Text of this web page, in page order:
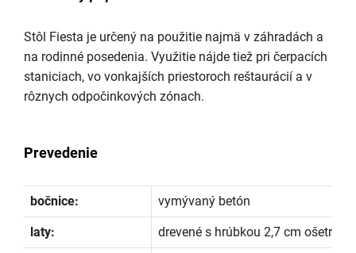
Stôl Fiesta je určený na použitie najmä v záhradách a
na rodinné posedenia. Využitie nájde tiež pri čerpacích
staniciach, vo vonkajších priestoroch reštaurácií a v
rôznych odpočinkových zónach.
Prevedenie
bočnice: vymývaný betón
laty: drevené s hrúbkou 2,7 cm